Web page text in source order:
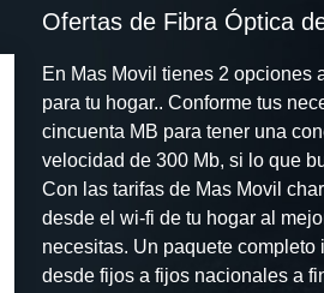
Ofertas de Fibra Óptica
En Mas Movil tienes 2 opciones
para tu hogar.. Conforme tus
cincuenta MB para tener una
velocidad de 300 Mb, si lo que
Con las tarifas de Mas Movil
desde el wi-fi de tu hogar al
necesitas. Un paquete
desde fijos a fijos nacionales a